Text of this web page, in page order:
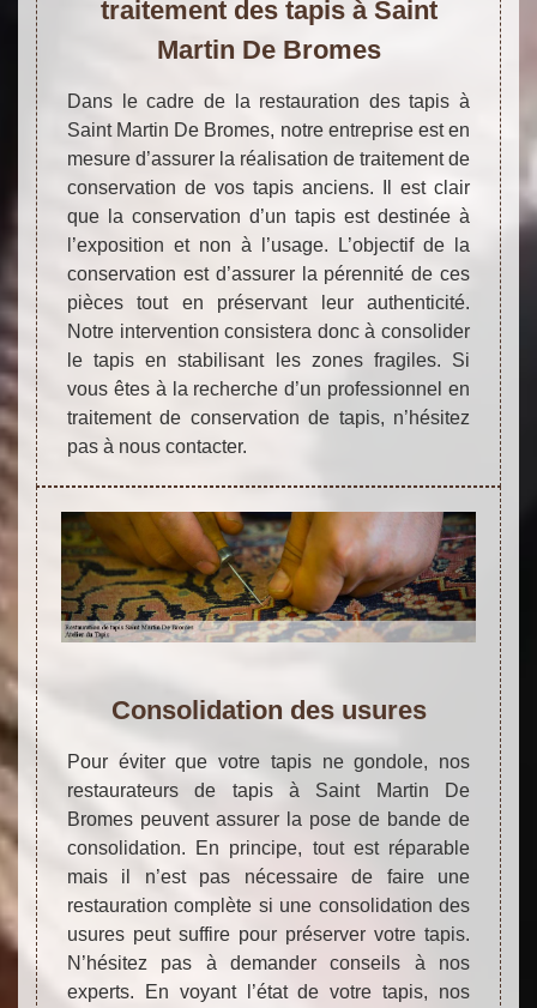
traitement des tapis à Saint
Martin De Bromes
Dans le cadre de la restauration des tapis à
Saint Martin De Bromes, notre entreprise est en
mesure d’assurer la réalisation de traitement de
conservation de vos tapis anciens. Il est clair
que la conservation d’un tapis est destinée à
l’exposition et non à l’usage. L’objectif de la
conservation est d’assurer la pérennité de ces
pièces tout en préservant leur authenticité.
Notre intervention consistera donc à consolider
le tapis en stabilisant les zones fragiles. Si
vous êtes à la recherche d’un professionnel en
traitement de conservation de tapis, n’hésitez
pas à nous contacter.
Consolidation des usures
Pour éviter que votre tapis ne gondole, nos
restaurateurs de tapis à Saint Martin De
Bromes peuvent assurer la pose de bande de
consolidation. En principe, tout est réparable
mais il n’est pas nécessaire de faire une
restauration complète si une consolidation des
usures peut suffire pour préserver votre tapis.
N’hésitez pas à demander conseils à nos
experts. En voyant l’état de votre tapis, nos